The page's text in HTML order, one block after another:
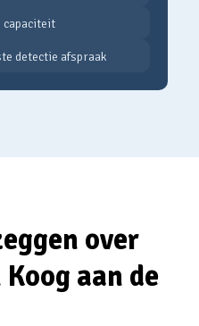
capaciteit
detectie afspraak
over
aan de